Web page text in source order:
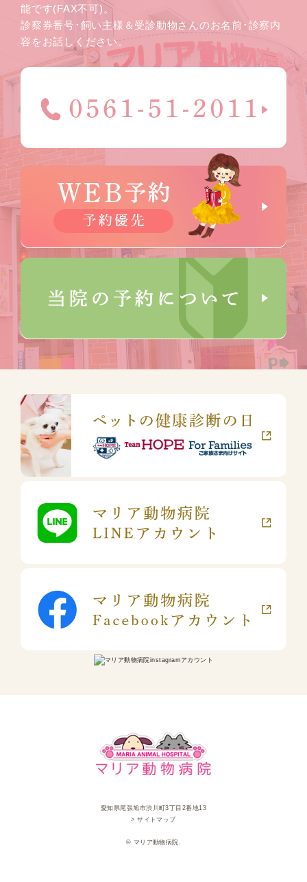
能です(FAX不可)。
診察券番号･飼い主様＆受診動物さんのお名前･診察内
容をお話しください。
愛知県尾張旭市渋川町3丁目2番地13
> サイトマップ
© マリア動物病院.